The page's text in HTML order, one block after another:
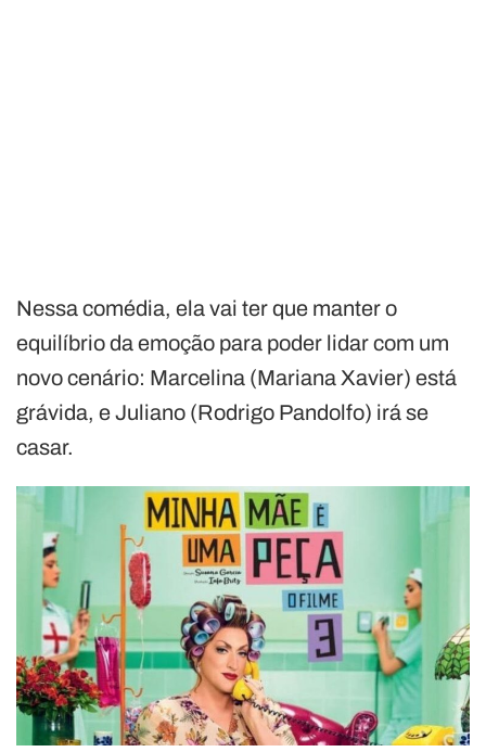
Nessa comédia, ela vai ter que manter o
equilíbrio da emoção para poder lidar com um
novo cenário: Marcelina (Mariana Xavier) está
grávida, e Juliano (Rodrigo Pandolfo) irá se
casar.